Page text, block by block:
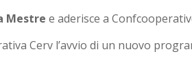
Mestre e aderisce a
Cerv l’avvio di un nuovo